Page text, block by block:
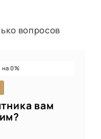
вопросов
на0%
вам